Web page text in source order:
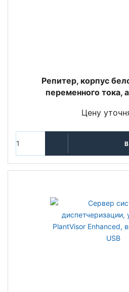
Репитер, корпус
переменного тока,
Цену